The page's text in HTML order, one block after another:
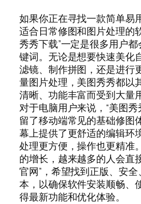
如果你正在寻找一款简单易
适合日常修图和图片处理的
秀秀下载”一定是很多用户
键词。无论是想要快速美化
滤镜、制作拼图，还是进行
量图片处理，美图秀秀都以
清晰、功能丰富而受到大量
对于电脑用户来说，“美图秀
留了移动端常见的基础修图
幕上提供了更舒适的编辑环
处理更方便，操作也更精准
的增长，越来越多的人会直
官网”，希望找到正版、安
本，以确保软件安装顺畅、
得最新功能和优化体验。